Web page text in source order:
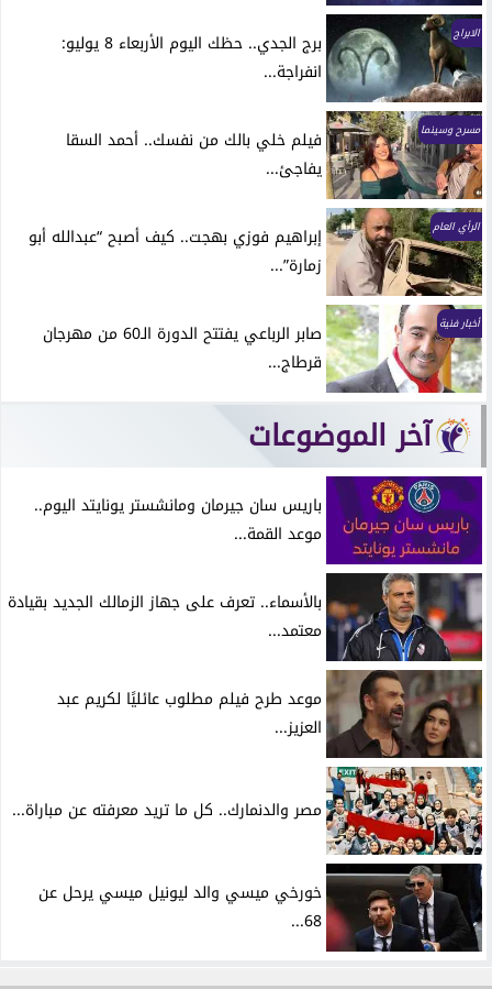
الابراج
برج الجدي.. حظك اليوم الأربعاء 8 يوليو:
انفراجة...
مسرح وسينما
فيلم خلي بالك من نفسك.. أحمد السقا
يفاجئ...
الرأي العام
إبراهيم فوزي بهجت.. كيف أصبح “عبدالله أبو
زمارة”...
أخبار فنية
صابر الرباعي يفتتح الدورة الـ60 من مهرجان
قرطاج...
آخر الموضوعات
باريس سان جيرمان ومانشستر يونايتد اليوم..
موعد القمة...
بالأسماء.. تعرف على جهاز الزمالك الجديد بقيادة
معتمد...
موعد طرح فيلم مطلوب عائليًا لكريم عبد
العزيز...
مصر والدنمارك.. كل ما تريد معرفته عن مباراة...
خورخي ميسي والد ليونيل ميسي يرحل عن
68...